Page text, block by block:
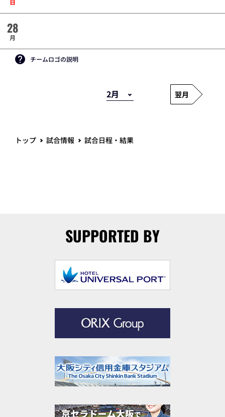
28
月
チームロゴの説明
翌月
トップ 試合情報 試合日程・結果
SUPPORTED BY